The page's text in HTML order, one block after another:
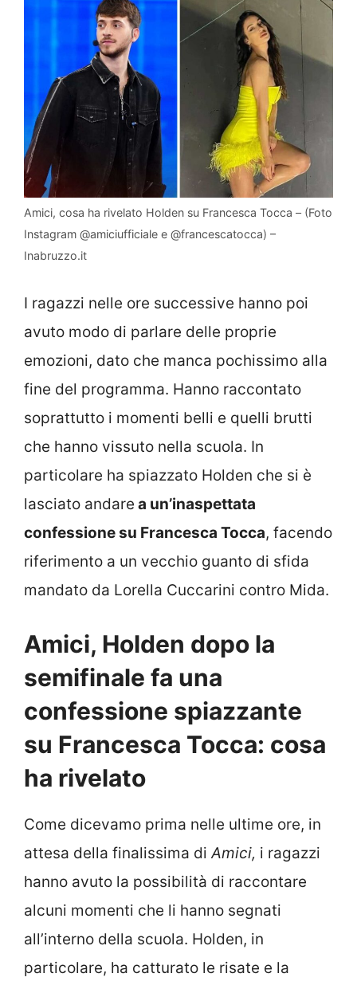
Amici, cosa ha rivelato Holden su Francesca Tocca – (Foto
Instagram @amiciufficiale e @francescatocca) –
Inabruzzo.it
I ragazzi nelle ore successive hanno poi
avuto modo di parlare delle proprie
emozioni, dato che manca pochissimo alla
fine del programma. Hanno raccontato
soprattutto i momenti belli e quelli brutti
che hanno vissuto nella scuola. In
particolare ha spiazzato Holden che si è
lasciato andare a un’inaspettata
confessione su Francesca Tocca, facendo
riferimento a un vecchio guanto di sfida
mandato da Lorella Cuccarini contro Mida.
Amici, Holden dopo la
semifinale fa una
confessione spiazzante
su Francesca Tocca: cosa
ha rivelato
Come dicevamo prima nelle ultime ore, in
attesa della finalissima diAmici, i ragazzi
hanno avuto la possibilità di raccontare
alcuni momenti che li hanno segnati
all’interno della scuola. Holden, in
particolare, ha catturato le risate e la